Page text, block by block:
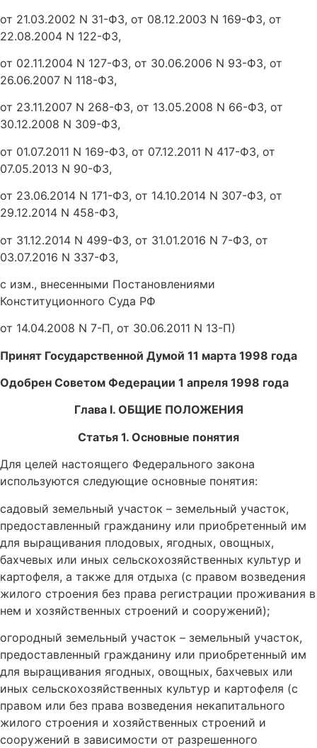
от 21.03.2002 N 31-ФЗ, от 08.12.2003 N 169-ФЗ, от
22.08.2004 N 122-ФЗ,
от 02.11.2004 N 127-ФЗ, от 30.06.2006 N 93-ФЗ, от
26.06.2007 N 118-ФЗ,
от 23.11.2007 N 268-ФЗ, от 13.05.2008 N 66-ФЗ, от
30.12.2008 N 309-ФЗ,
от 01.07.2011 N 169-ФЗ, от 07.12.2011 N 417-ФЗ, от
07.05.2013 N 90-ФЗ,
от 23.06.2014 N 171-ФЗ, от 14.10.2014 N 307-ФЗ, от
29.12.2014 N 458-ФЗ,
от 31.12.2014 N 499-ФЗ, от 31.01.2016 N 7-ФЗ, от
03.07.2016 N 337-ФЗ,
с изм., внесенными Постановлениями
Конституционного Суда РФ
от 14.04.2008 N 7-П, от 30.06.2011 N 13-П)
Принят Государственной Думой 11 марта 1998 года
Одобрен Советом Федерации 1 апреля 1998 года
Глава I. ОБЩИЕ ПОЛОЖЕНИЯ
Статья 1. Основные понятия
Для целей настоящего Федерального закона
используются следующие основные понятия:
садовый земельный участок – земельный участок,
предоставленный гражданину или приобретенный им
для выращивания плодовых, ягодных, овощных,
бахчевых или иных сельскохозяйственных культур и
картофеля, а также для отдыха (с правом возведения
жилого строения без права регистрации проживания в
нем и хозяйственных строений и сооружений);
огородный земельный участок – земельный участок,
предоставленный гражданину или приобретенный им
для выращивания ягодных, овощных, бахчевых или
иных сельскохозяйственных культур и картофеля (с
правом или без права возведения некапитального
жилого строения и хозяйственных строений и
сооружений в зависимости от разрешенного